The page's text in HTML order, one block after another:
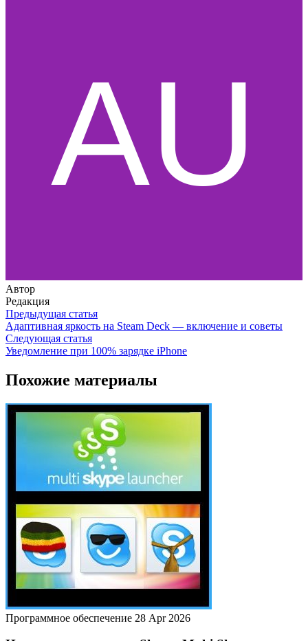
Автор
Редакция
Предыдущая статья
Адаптивная яркость на Steam Deck — включение и советы
Следующая статья
Уведомление при 100% зарядке iPhone
Похожие материалы
Программное обеспечение 28 Apr 2026